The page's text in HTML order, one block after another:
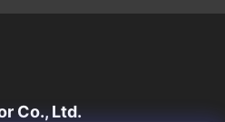
Co., Ltd.